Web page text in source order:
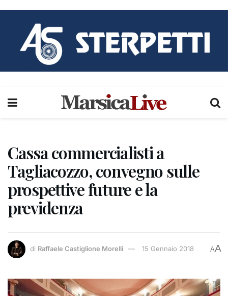
Cassa commercialisti a
Tagliacozzo, convegno sulle
prospettive future e la
previdenza
di Raffaele Castiglione Morelli 15 Gennaio 2018 AA